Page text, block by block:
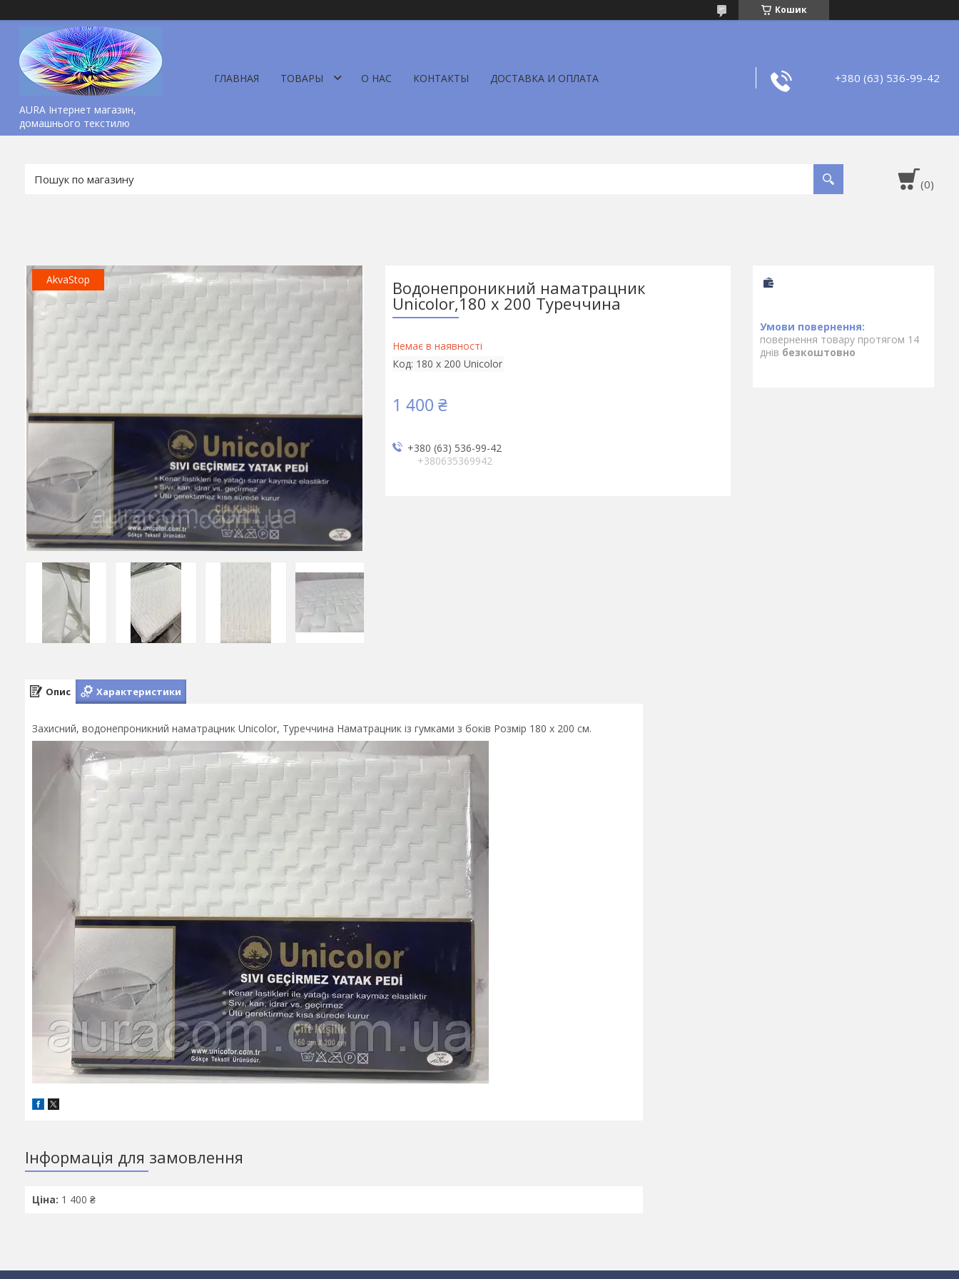
Кошик
AURA Інтернет магазин,
домашнього текстилю
ГЛАВНАЯ ТОВАРЫ О НАС КОНТАКТЫ ДОСТАВКА И ОПЛАТА +380 (63) 536-99-42
AkvaStop Водонепроникний наматрацник
Unicolor,180 х 200 Туреччина
Немає в наявності
Код: 180 х 200 Unicolor
1 400 ₴
+380 (63) 536-99-42
+380635369942
повернення товару протягом 14
днів безкоштовно
Опис Характеристики
Захисний, водонепроникний наматрацник Unicolor, Туреччина Наматрацник із гумками з боків Розмір 180 х 200 см.
Інформація для замовлення
Ціна: 1 400 ₴